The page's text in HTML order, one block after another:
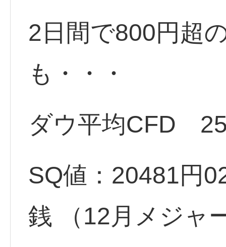
2日間で800円超
も・・・
ダウ平均CFD
SQ値：20481円
銭 （12月メジャ